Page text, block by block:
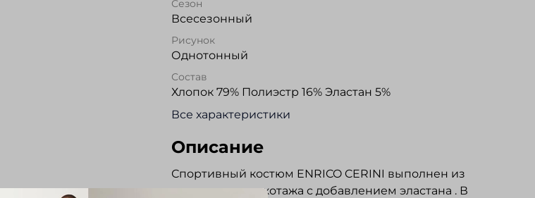
Сезон
Всесезонный
Рисунок
Однотонный
Состав
Хлопок 79% Полиэстр 16% Эластан 5%
Все характеристики
Описание
Спортивный костюм ENRICO CERINI выполнен из
хлопкового трикотажа с добавлением эластана . В